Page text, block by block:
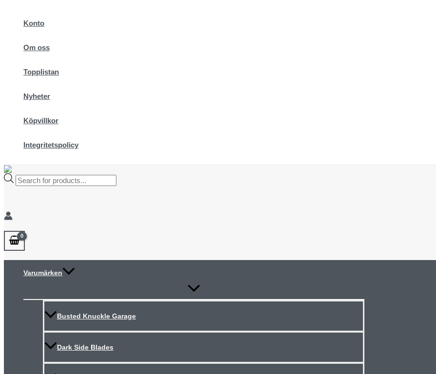
innehållKonto
Om oss
Topplistan
Nyheter
Köpvillkor
Integritetspolicy
Products
search
Varumärken
Slå
meny
Busted Knuckle Garage
Dark Side Blades